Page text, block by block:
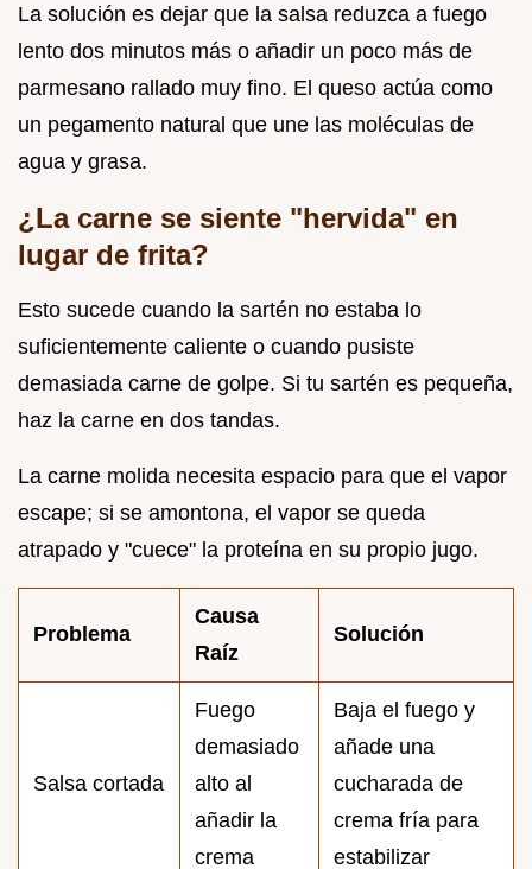
La solución es dejar que la salsa reduzca a fuego
lento dos minutos más o añadir un poco más de
parmesano rallado muy fino. El queso actúa como
un pegamento natural que une las moléculas de
agua y grasa.
¿La carne se siente "hervida" en
lugar de frita?
Esto sucede cuando la sartén no estaba lo
suficientemente caliente o cuando pusiste
demasiada carne de golpe. Si tu sartén es pequeña,
haz la carne en dos tandas.
La carne molida necesita espacio para que el vapor
escape; si se amontona, el vapor se queda
atrapado y "cuece" la proteína en su propio jugo.
Problema
Causa
Raíz
Solución
Salsa cortada
Fuego
demasiado
alto al
añadir la
crema
Baja el fuego y
añade una
cucharada de
crema fría para
estabilizar